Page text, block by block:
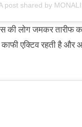
post shared by
की लोग जमकर तारीफ
काफी एक्टिव रहती